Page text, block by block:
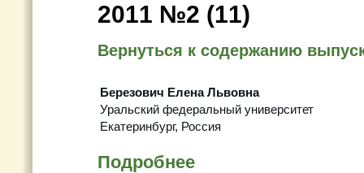
2011 №2 (11)
Вернуться к содержанию
Березович Елена Львовна
Уральский федеральный университет
Екатеринбург, Россия
Подробнее